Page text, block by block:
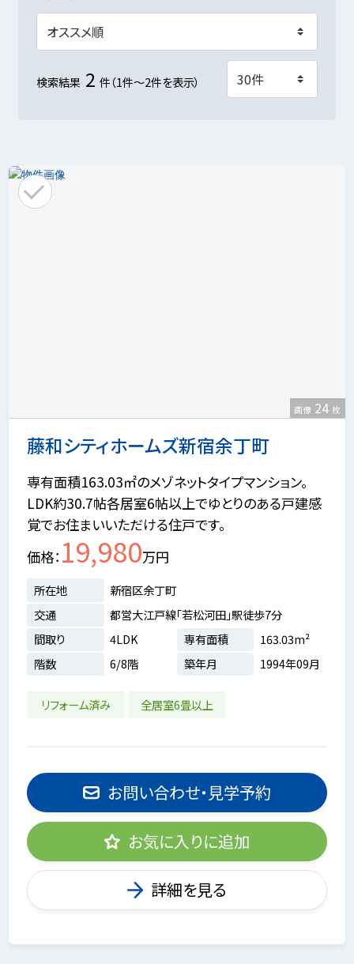
検索結果 2 件（1件～2件を表示）
藤和シティホームズ新宿余丁町
画像 24 枚
専有面積163.03㎡のメゾネットタイプマンション。
LDK約30.7帖各居室6帖以上でゆとりのある戸建感
覚でお住まいいただける住戸です。
価格 19,980万円
所在地
新宿区余丁町
交通
都営大江戸線「若松河田」駅徒歩7分
間取り
4LDK 専有面積
163.03m²
階数
6/8階 築年月 1994年09月
リフォーム済み 全居室6畳以上
お問い合わせ・見学予約
お気に入りに追加
詳細を見る